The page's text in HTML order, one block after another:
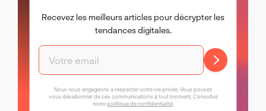
Recevez les meilleurs articles pour décrypter les
tendances digitales.
Nous nous engageons à respecter votre vie privée. Vous pouvez
vous désabonner de ces communications à tout moment. Consultez
notrepolitique de confidentialité.